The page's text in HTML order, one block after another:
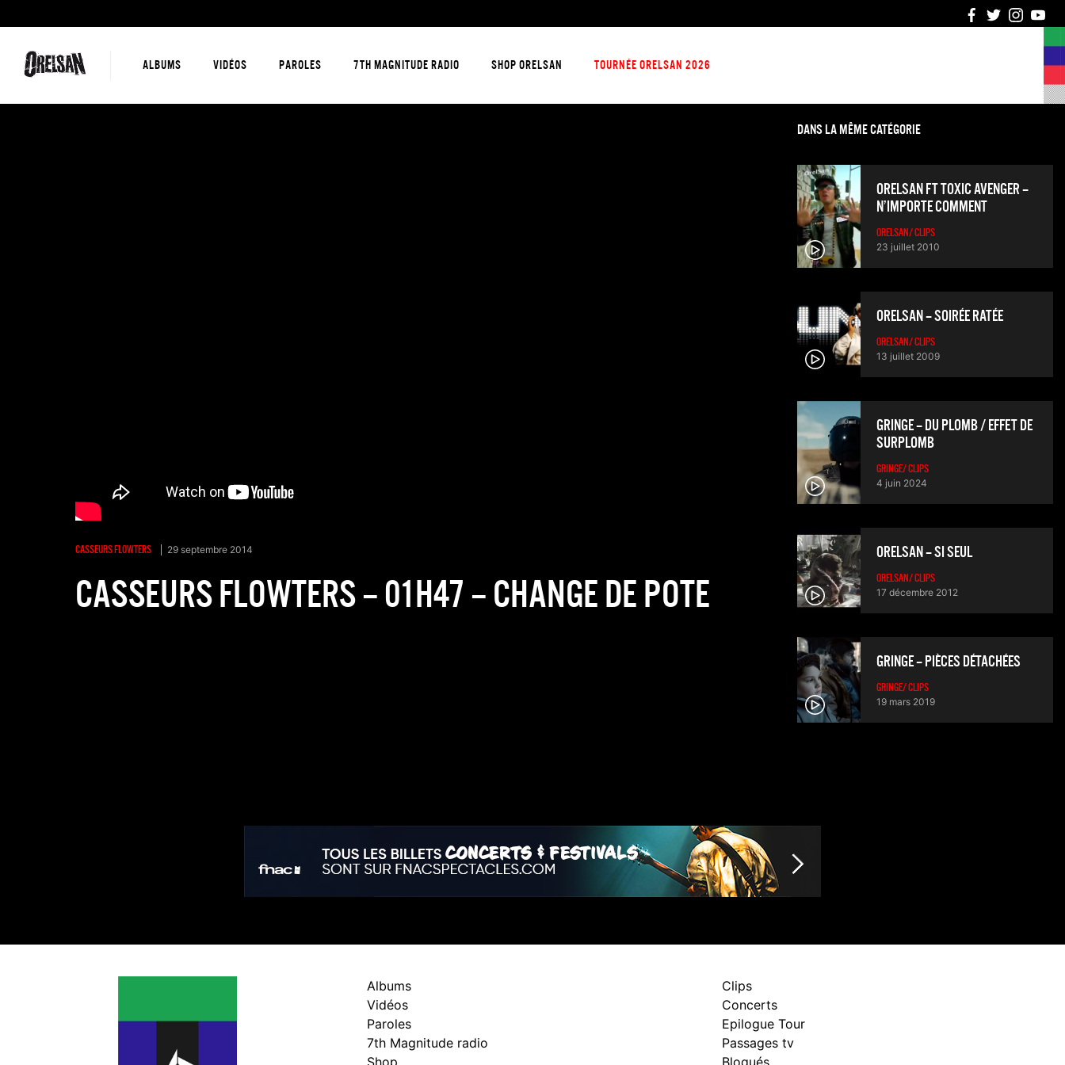
ALBUMS VIDÉOS PAROLES 7TH MAGNITUDE RADIO SHOP ORELSAN TOURNÉE ORELSAN 2026
CASSEURS FLOWTERS 29 septembre 2014
CASSEURS FLOWTERS – 01H47 – CHANGE DE POTE
DANS LA MÊME CATÉGORIE
ORELSAN FT TOXIC AVENGER –
N’IMPORTE COMMENT
ORELSAN/ CLIPS
23 juillet 2010
ORELSAN – SOIRÉE RATÉE
ORELSAN/ CLIPS
13 juillet 2009
GRINGE – DU PLOMB / EFFET DE
SURPLOMB
GRINGE/ CLIPS
4 juin 2024
ORELSAN – SI SEUL
ORELSAN/ CLIPS
17 décembre 2012
GRINGE – PIÈCES DÉTACHÉES
GRINGE/ CLIPS
19 mars 2019
Albums
Vidéos
Paroles
7th Magnitude radio
Shop
Clips
Concerts
Epilogue Tour
Passages tv
Bloqués